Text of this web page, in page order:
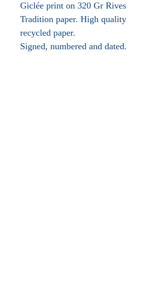
Giclée print on 320 Gr Rives
Tradition paper. High quality
recycled paper.
Signed, numbered and dated.